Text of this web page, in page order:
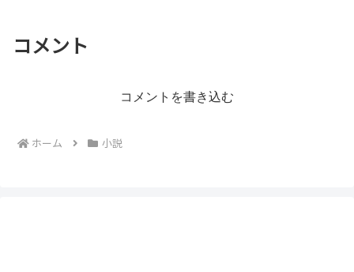
コメント
コメントを書き込む
ホーム 小説